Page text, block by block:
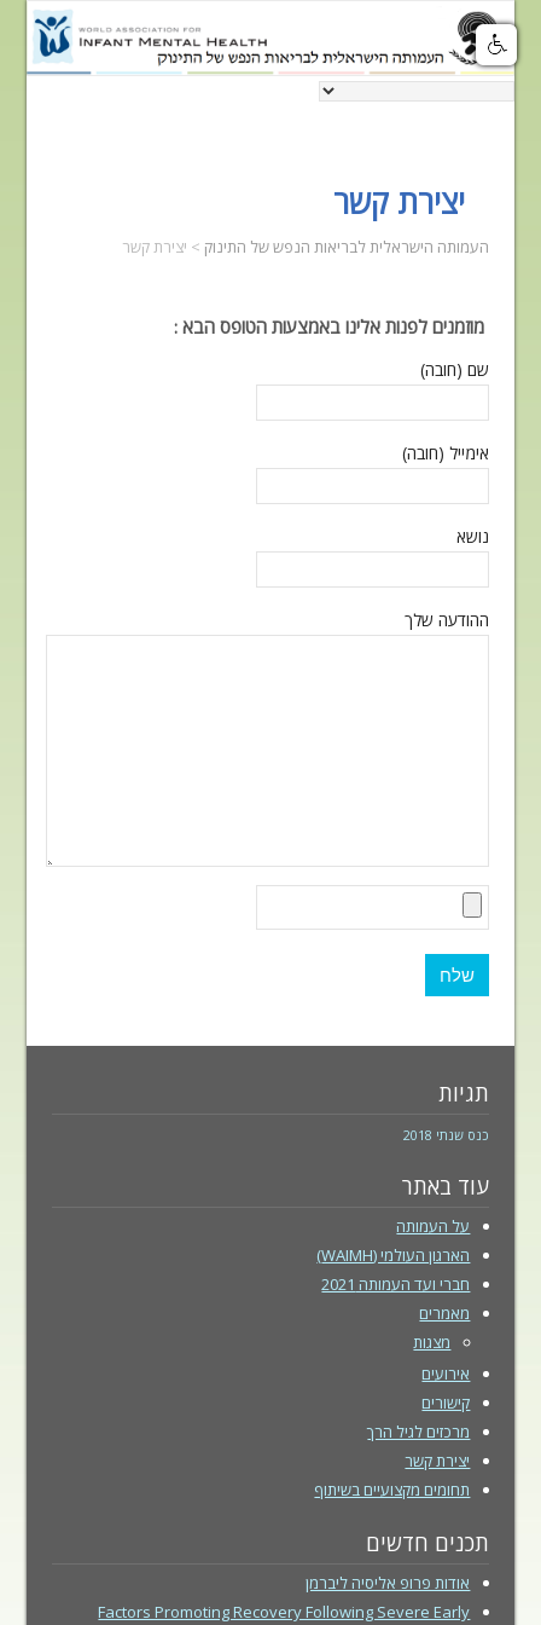
יצירת קשר
העמותה הישראלית לבריאות הנפש של התינוק > יצירת קשר
מוזמנים לפנות אלינו באמצעות הטופס הבא :
שם (חובה)
אימייל (חובה)
נושא
ההודעה שלך
תגיות
כנס שנתי 2018
עוד באתר
על העמותה
הארגון העולמי (WAIMH)
חברי ועד העמותה 2021
מאמרים
מצגות
אירועים
קישורים
מרכזים לגיל הרך
יצירת קשר
תחומים מקצועיים בשיתוף
תכנים חדשים
אודות פרופ אליסיה ליברמן
Factors Promoting Recovery Following Severe Early